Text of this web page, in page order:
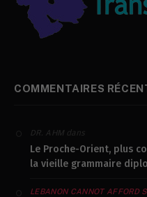
COMMENTAIRES
DR. AHM dans
Le Proche-Orient, plus
la vieille grammaire
LEBANON CANNOT AFFORD